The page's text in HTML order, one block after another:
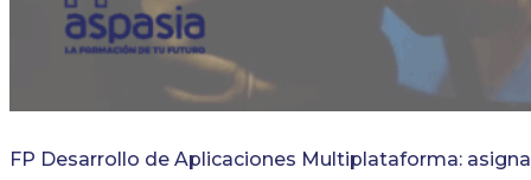
FP Desarrollo de Aplicaciones Multiplataforma: